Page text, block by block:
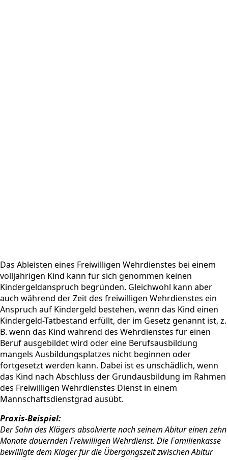
Das Ableisten eines Freiwilligen Wehrdienstes bei einem
volljährigen Kind kann für sich genommen keinen
Kindergeldanspruch begründen. Gleichwohl kann aber
auch während der Zeit des freiwilligen Wehrdienstes ein
Anspruch auf Kindergeld bestehen, wenn das Kind einen
Kindergeld-Tatbestand erfüllt, der im Gesetz genannt ist, z.
B. wenn das Kind während des Wehrdienstes für einen
Beruf ausgebildet wird oder eine Berufsausbildung
mangels Ausbildungsplatzes nicht beginnen oder
fortgesetzt werden kann. Dabei ist es unschädlich, wenn
das Kind nach Abschluss der Grundausbildung im Rahmen
des Freiwilligen Wehrdienstes Dienst in einem
Mannschaftsdienstgrad ausübt.
Praxis-Beispiel:
Der Sohn des Klägers absolvierte nach seinem Abitur einen zehn
Monate dauernden Freiwilligen Wehrdienst. Die Familienkasse
bewilligte dem Kläger für die Übergangszeit zwischen Abitur